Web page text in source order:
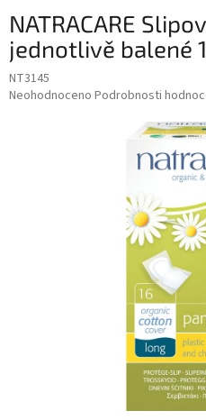
NATRACARE
jednotlivě balené
NT3145
Průměrné
Neohodnoceno Podrobnosti